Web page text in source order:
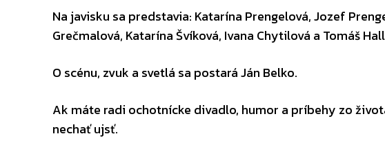
Na javisku sa predstavia: Katarína Prengelová, Jozef
Grečmalová, Katarína Švíková, Ivana Chytilová a Tomáš
O scénu, zvuk a svetlá sa postará Ján Belko.
Ak máte radi ochotnícke divadlo, humor a príbehy zo
nechať ujsť.